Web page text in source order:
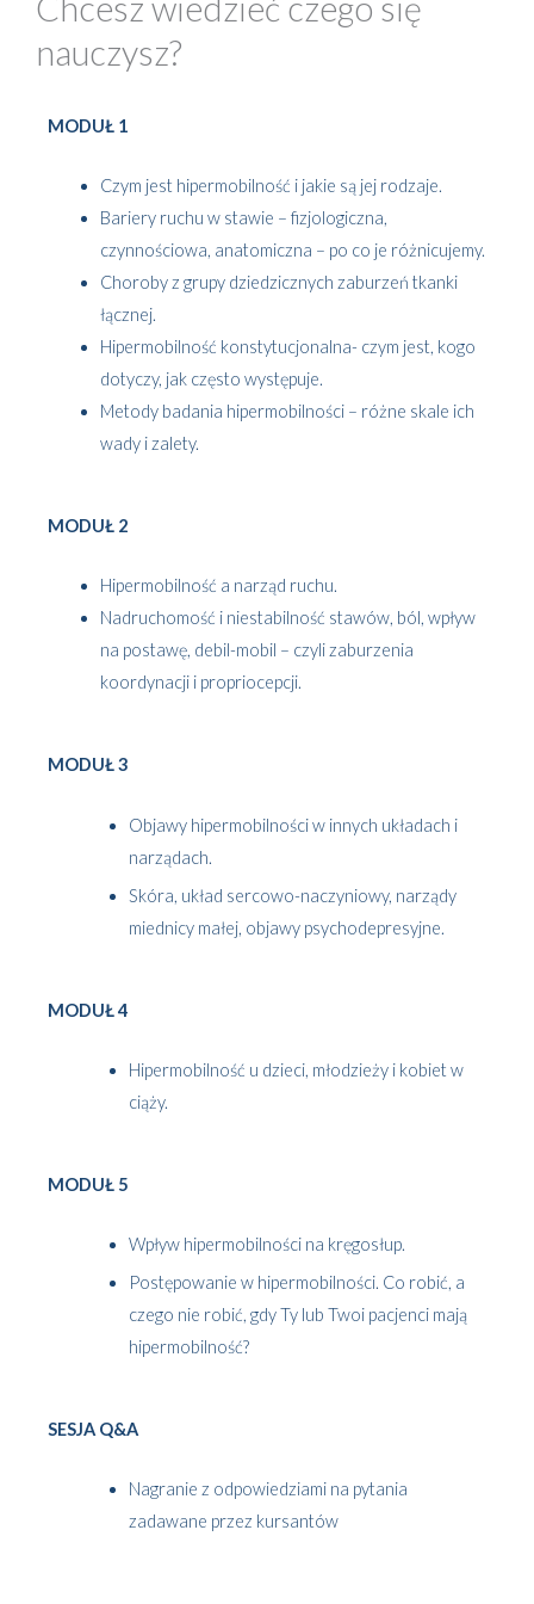
nauczysz?
MODUŁ 1
Czym jest hipermobilność i jakie są jej rodzaje.
Bariery ruchu w stawie – fizjologiczna,
czynnościowa, anatomiczna – po co je różnicujemy.
Choroby z grupy dziedzicznych zaburzeń tkanki
łącznej.
Hipermobilność konstytucjonalna- czym jest, kogo
dotyczy, jak często występuje.
Metody badania hipermobilności – różne skale ich
wady i zalety.
MODUŁ 2
Hipermobilność a narząd ruchu.
Nadruchomość i niestabilność stawów, ból, wpływ
na postawę, debil-mobil – czyli zaburzenia
koordynacji i propriocepcji.
MODUŁ 3
Objawy hipermobilności w innych układach i
narządach.
Skóra, układ sercowo-naczyniowy, narządy
miednicy małej, objawy psychodepresyjne.
MODUŁ 4
Hipermobilność u dzieci, młodzieży i kobiet w
ciąży.
MODUŁ 5
Wpływ hipermobilności na kręgosłup.
Postępowanie w hipermobilności. Co robić, a
czego nie robić, gdy Ty lub Twoi pacjenci mają
hipermobilność?
SESJA Q&A
Nagranie z odpowiedziami na pytania
zadawane przez kursantów